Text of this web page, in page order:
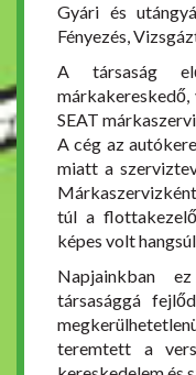
Gyári és
Fényezés,
A társaság
márkakereskedő,
SEAT
A cég az
miatt a
túl a
képes volt
Napjainkban
társasággá
teremtett a